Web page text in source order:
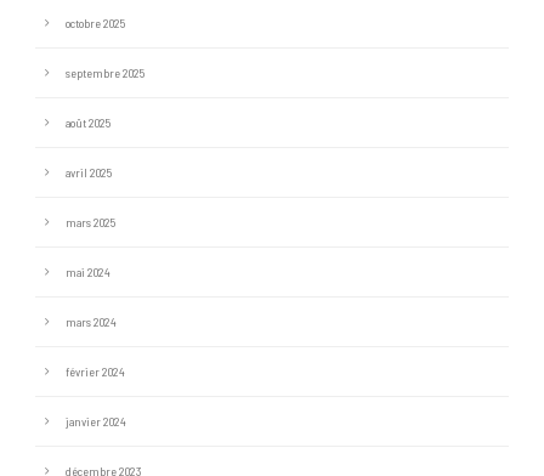
octobre 2025
septembre 2025
août 2025
avril 2025
mars 2025
mai 2024
mars 2024
février 2024
janvier 2024
décembre 2023